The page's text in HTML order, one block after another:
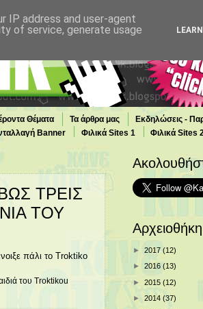
Θέματα Τα άρθρα μας
Εκδηλώσεις -
Banner Φιλικά Sites 1
Φιλικά Sites
ΤΡΕΙΣ
ΤΟΥ
πάλι το Troktiko
του Troktikou
Αρχειοθήκη
► 2017 (12)
► 2016 (13)
► 2015 (12)
► 2014 (37)
IP address and user-agent
of service, generate usage